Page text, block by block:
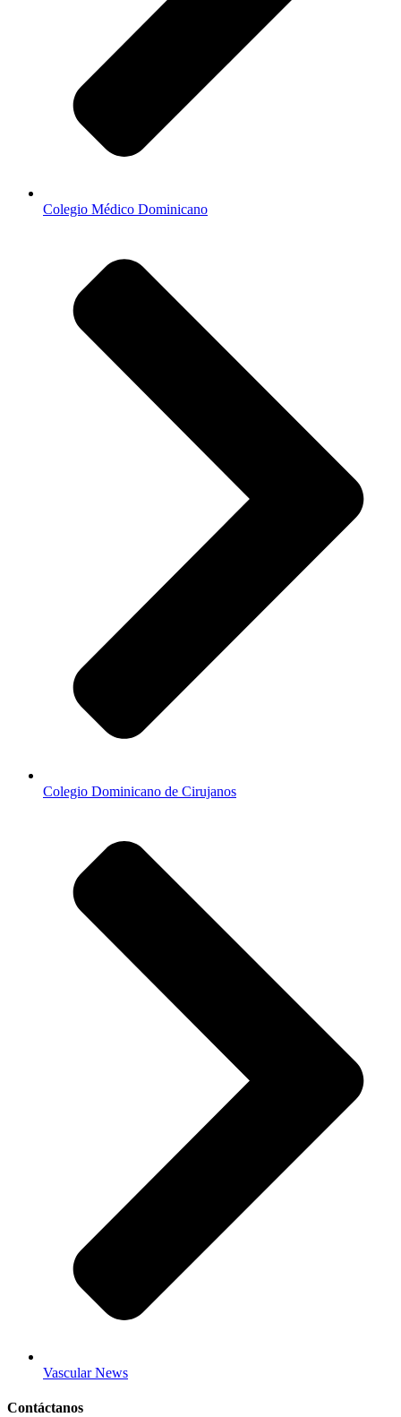
Colegio Médico Dominicano
Colegio Dominicano de Cirujanos
Vascular News
Contáctanos